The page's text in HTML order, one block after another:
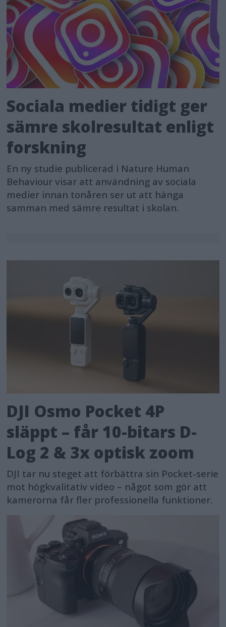
Sociala medier tidigt ger
sämre skolresultat enligt
forskning
En ny studie publicerad i Nature Human
Behaviour visar att användning av sociala
medier innan tonåren ser ut att hänga
samman med sämre resultat i skolan.
DJI Osmo Pocket 4P
släppt – får 10-bitars D-
Log 2 & 3x optisk zoom
DJI tar nu steget att förbättra sin Pocket-serie
mot högkvalitativ video – något som gör att
kamerorna får fler professionella funktioner.